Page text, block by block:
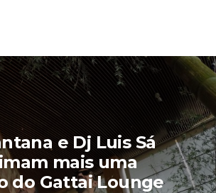
e Dj Luis Sá
mais uma
do Gattai Lounge